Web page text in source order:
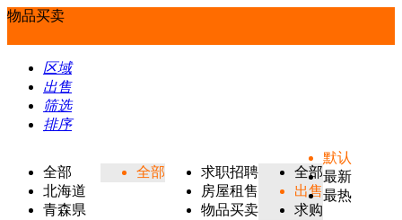
物品买卖
区域
出售
筛选
排序
全部
北海道
青森県
全部
求职招聘
房屋租售
物品买卖
全部
出售
求购
默认
最新
最热